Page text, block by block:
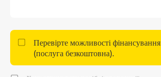
Перевірте можливості фінансування
(послуга безкоштовна).